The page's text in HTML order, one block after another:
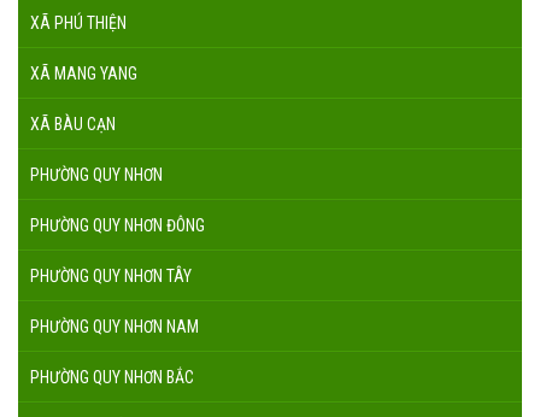
XÃ PHÚ THIỆN
XÃ MANG YANG
XÃ BÀU CẠN
PHƯỜNG QUY NHƠN
PHƯỜNG QUY NHƠN ĐÔNG
PHƯỜNG QUY NHƠN TÂY
PHƯỜNG QUY NHƠN NAM
PHƯỜNG QUY NHƠN BẮC